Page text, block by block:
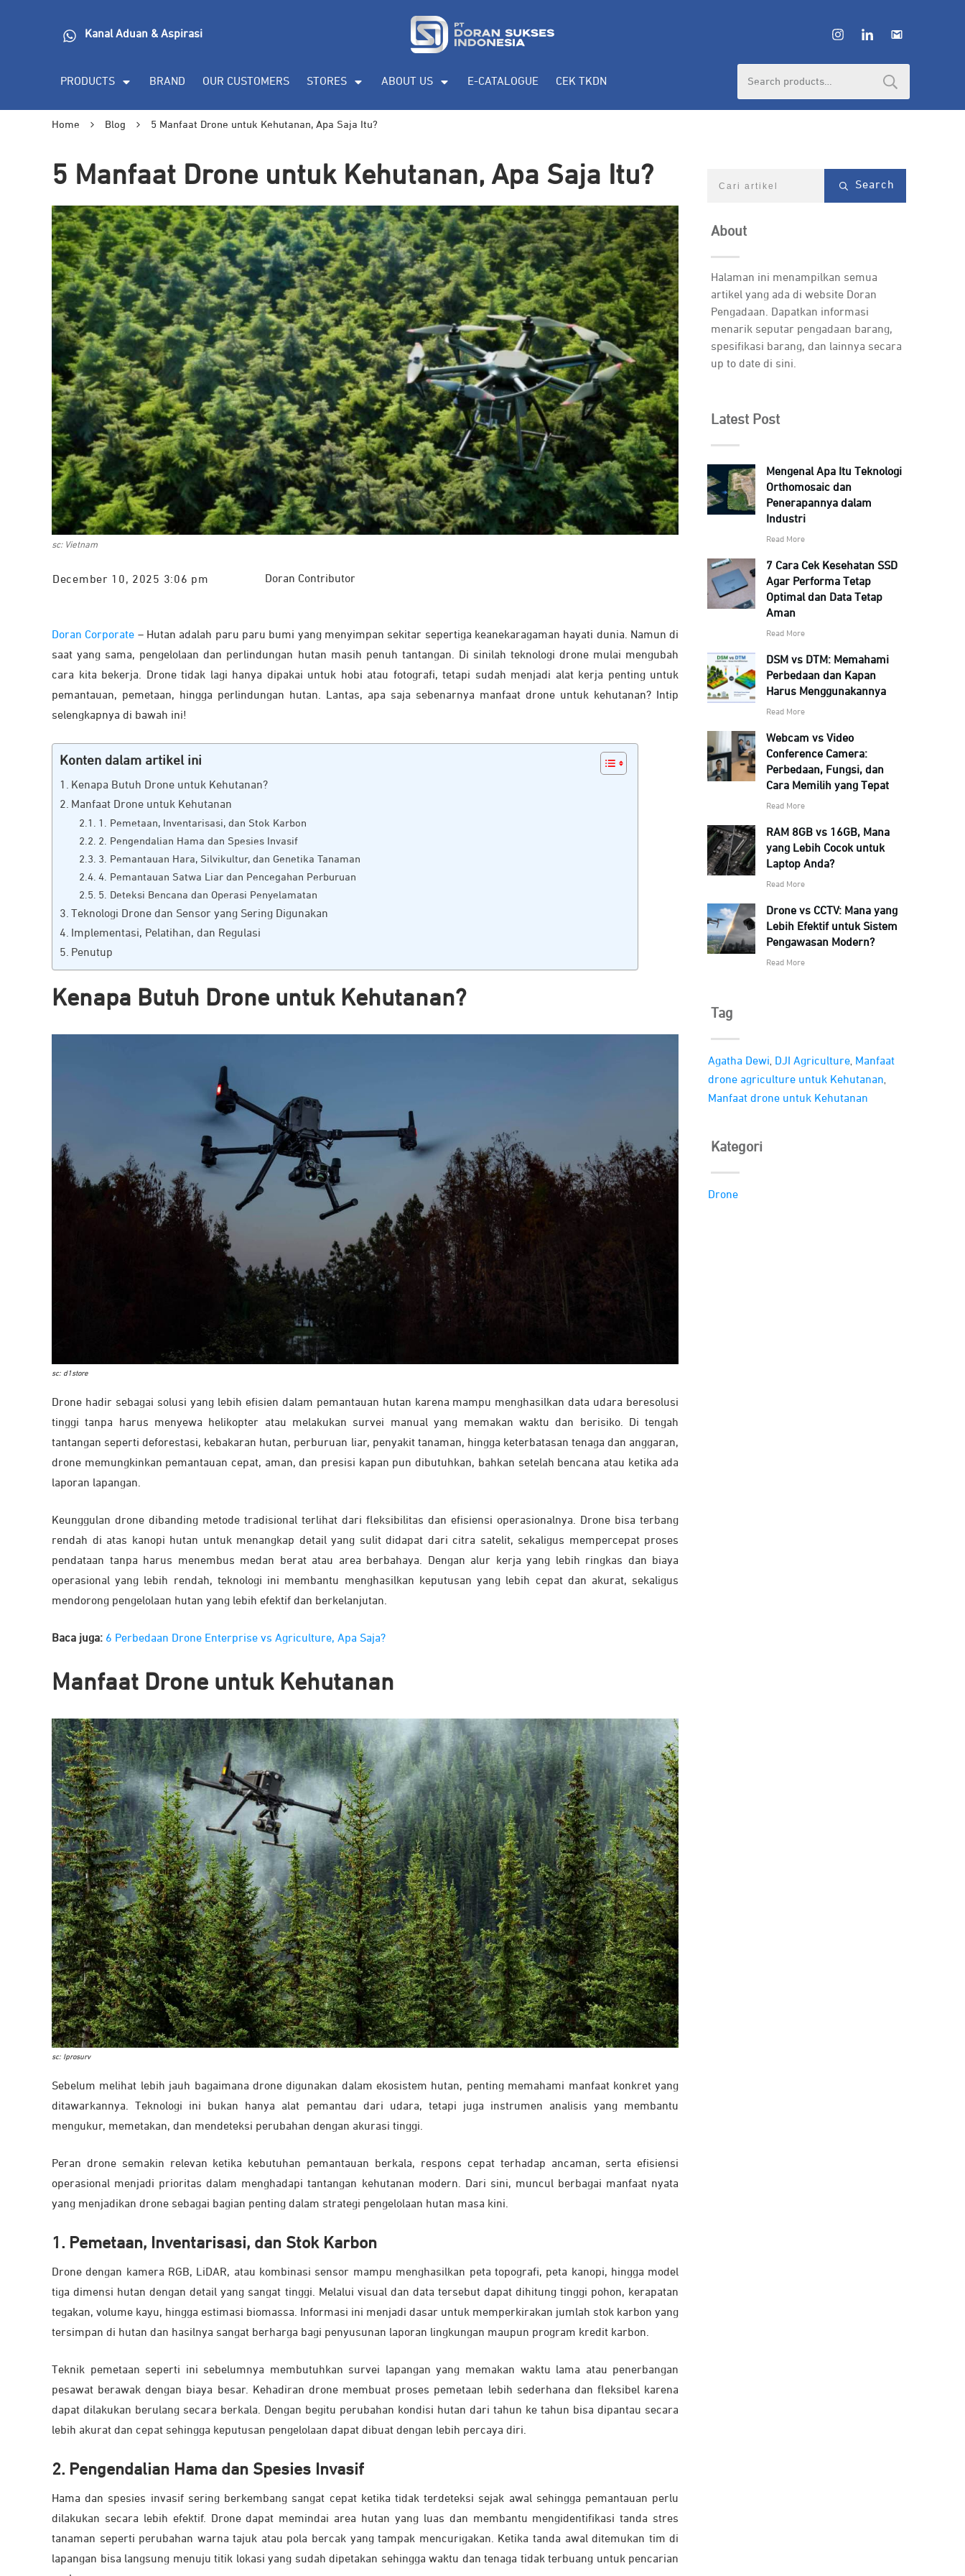
Kanal Aduan & Aspirasi
PRODUCTS BRAND OUR CUSTOMERS STORES ABOUT US E-CATALOGUE CEK TKDN
Home Blog 5 Manfaat Drone untuk Kehutanan, Apa Saja Itu?
5 Manfaat Drone untuk Kehutanan, Apa Saja Itu?
sc: Vietnam
December 10, 2025 3:06 pm Doran Contributor
Doran Corporate – Hutan adalah paru paru bumi yang menyimpan sekitar sepertiga keanekaragaman hayati dunia. Namun di
saat yang sama, pengelolaan dan perlindungan hutan masih penuh tantangan. Di sinilah teknologi drone mulai mengubah
cara kita bekerja. Drone tidak lagi hanya dipakai untuk hobi atau fotografi, tetapi sudah menjadi alat kerja penting untuk
pemantauan, pemetaan, hingga perlindungan hutan. Lantas, apa saja sebenarnya manfaat drone untuk kehutanan? Intip
selengkapnya di bawah ini!
Konten dalam artikel ini
Kenapa Butuh Drone untuk Kehutanan?
Manfaat Drone untuk Kehutanan
1. Pemetaan, Inventarisasi, dan Stok Karbon
2. Pengendalian Hama dan Spesies Invasif
3. Pemantauan Hara, Silvikultur, dan Genetika Tanaman
4. Pemantauan Satwa Liar dan Pencegahan Perburuan
5. Deteksi Bencana dan Operasi Penyelamatan
Teknologi Drone dan Sensor yang Sering Digunakan
Implementasi, Pelatihan, dan Regulasi
Penutup
Kenapa Butuh Drone untuk Kehutanan?
sc: d1store
Drone hadir sebagai solusi yang lebih efisien dalam pemantauan hutan karena mampu menghasilkan data udara beresolusi
tinggi tanpa harus menyewa helikopter atau melakukan survei manual yang memakan waktu dan berisiko. Di tengah
tantangan seperti deforestasi, kebakaran hutan, perburuan liar, penyakit tanaman, hingga keterbatasan tenaga dan anggaran,
drone memungkinkan pemantauan cepat, aman, dan presisi kapan pun dibutuhkan, bahkan setelah bencana atau ketika ada
laporan lapangan.
Keunggulan drone dibanding metode tradisional terlihat dari fleksibilitas dan efisiensi operasionalnya. Drone bisa terbang
rendah di atas kanopi hutan untuk menangkap detail yang sulit didapat dari citra satelit, sekaligus mempercepat proses
pendataan tanpa harus menembus medan berat atau area berbahaya. Dengan alur kerja yang lebih ringkas dan biaya
operasional yang lebih rendah, teknologi ini membantu menghasilkan keputusan yang lebih cepat dan akurat, sekaligus
mendorong pengelolaan hutan yang lebih efektif dan berkelanjutan.
Baca juga: 6 Perbedaan Drone Enterprise vs Agriculture, Apa Saja?
Manfaat Drone untuk Kehutanan
sc: Iprosurv
Sebelum melihat lebih jauh bagaimana drone digunakan dalam ekosistem hutan, penting memahami manfaat konkret yang
ditawarkannya. Teknologi ini bukan hanya alat pemantau dari udara, tetapi juga instrumen analisis yang membantu
mengukur, memetakan, dan mendeteksi perubahan dengan akurasi tinggi.
Peran drone semakin relevan ketika kebutuhan pemantauan berkala, respons cepat terhadap ancaman, serta efisiensi
operasional menjadi prioritas dalam menghadapi tantangan kehutanan modern. Dari sini, muncul berbagai manfaat nyata
yang menjadikan drone sebagai bagian penting dalam strategi pengelolaan hutan masa kini.
1. Pemetaan, Inventarisasi, dan Stok Karbon
Drone dengan kamera RGB, LiDAR, atau kombinasi sensor mampu menghasilkan peta topografi, peta kanopi, hingga model
tiga dimensi hutan dengan detail yang sangat tinggi. Melalui visual dan data tersebut dapat dihitung tinggi pohon, kerapatan
tegakan, volume kayu, hingga estimasi biomassa. Informasi ini menjadi dasar untuk memperkirakan jumlah stok karbon yang
tersimpan di hutan dan hasilnya sangat berharga bagi penyusunan laporan lingkungan maupun program kredit karbon.
Teknik pemetaan seperti ini sebelumnya membutuhkan survei lapangan yang memakan waktu lama atau penerbangan
pesawat berawak dengan biaya besar. Kehadiran drone membuat proses pemetaan lebih sederhana dan fleksibel karena
dapat dilakukan berulang secara berkala. Dengan begitu perubahan kondisi hutan dari tahun ke tahun bisa dipantau secara
lebih akurat dan cepat sehingga keputusan pengelolaan dapat dibuat dengan lebih percaya diri.
2. Pengendalian Hama dan Spesies Invasif
Hama dan spesies invasif sering berkembang sangat cepat ketika tidak terdeteksi sejak awal sehingga pemantauan perlu
dilakukan secara lebih efektif. Drone dapat memindai area hutan yang luas dan membantu mengidentifikasi tanda stres
tanaman seperti perubahan warna tajuk atau pola bercak yang tampak mencurigakan. Ketika tanda awal ditemukan tim di
lapangan bisa langsung menuju titik lokasi yang sudah dipetakan sehingga waktu dan tenaga tidak terbuang untuk pencarian
Search
About
Halaman ini menampilkan semua
artikel yang ada di website Doran
Pengadaan. Dapatkan informasi
menarik seputar pengadaan barang,
spesifikasi barang, dan lainnya secara
up to date di sini.
Latest Post
Mengenal Apa Itu Teknologi
Orthomosaic dan
Penerapannya dalam
Industri
Read More
7 Cara Cek Kesehatan SSD
Agar Performa Tetap
Optimal dan Data Tetap
Aman
Read More
DSM vs DTM: Memahami
Perbedaan dan Kapan
Harus Menggunakannya
Read More
Webcam vs Video
Conference Camera:
Perbedaan, Fungsi, dan
Cara Memilih yang Tepat
Read More
RAM 8GB vs 16GB, Mana
yang Lebih Cocok untuk
Laptop Anda?
Read More
Drone vs CCTV: Mana yang
Lebih Efektif untuk Sistem
Pengawasan Modern?
Read More
Tag
Agatha Dewi, DJI Agriculture, Manfaat
drone agriculture untuk Kehutanan,
Manfaat drone untuk Kehutanan
Kategori
Drone